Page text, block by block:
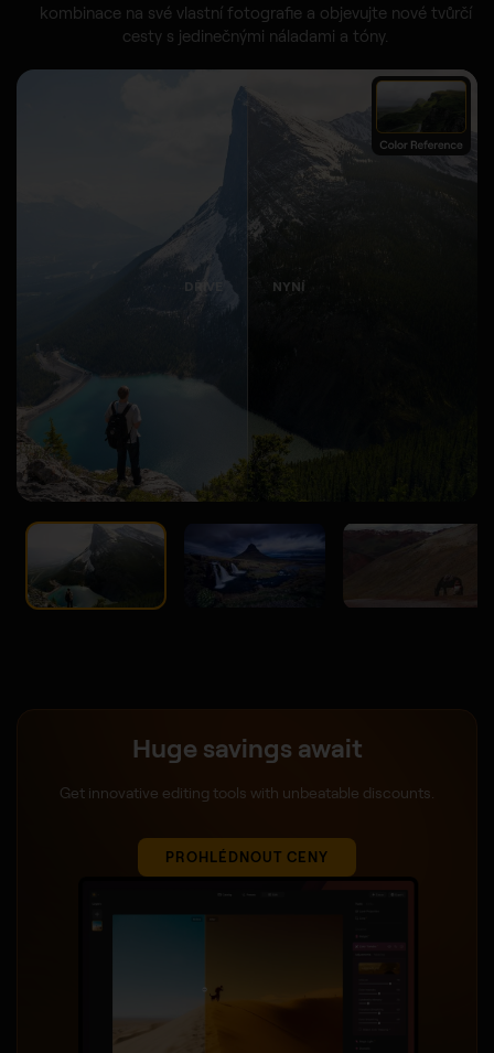
kombinace na své vlastní fotografie a objevujte nové tvůrčí
cesty s jedinečnými náladami a tóny.
DŘÍVE NYNÍ
Huge savings await
Get innovative editing tools with unbeatable discounts.
PROHLÉDNOUT CENY